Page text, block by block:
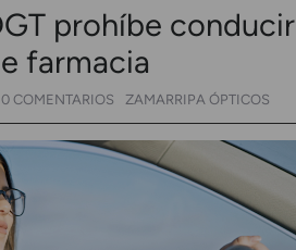
prohíbe conducir
farmacia
0 COMENTARIOS ZAMARRIPA ÓPTICOS